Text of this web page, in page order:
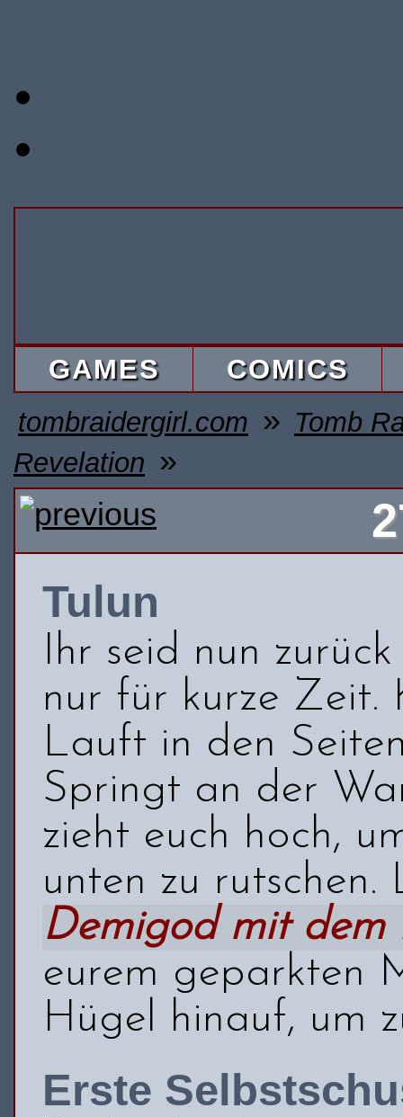
GAMES
COMICS
tombraidergirl.com » Tomb
Revelation »
Tulun
Ihr seid nun
nur für kurze Zeit.
Lauft in den
Springt an der
zieht euch hoch,
unten zu
Demigod mit dem
eurem geparkten
Hügel hinauf, um
Erste